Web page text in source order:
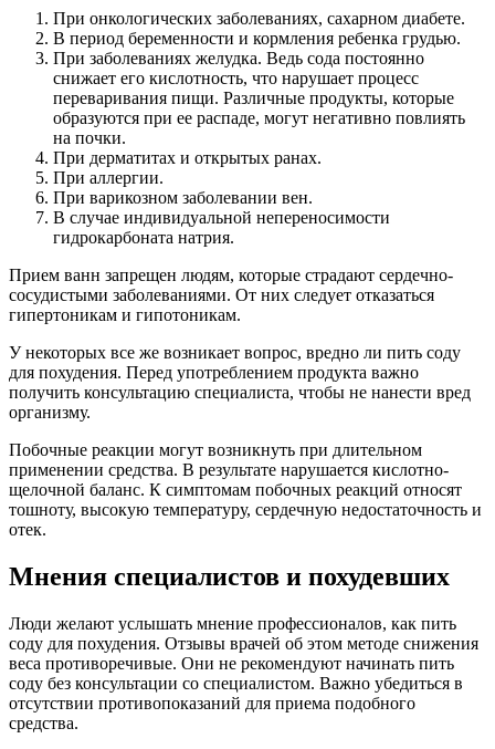
При онкологических заболеваниях, сахарном диабете.
В период беременности и кормления ребенка грудью.
При заболеваниях желудка. Ведь сода постоянно
снижает его кислотность, что нарушает процесс
переваривания пищи. Различные продукты, которые
образуются при ее распаде, могут негативно повлиять
на почки.
При дерматитах и открытых ранах.
При аллергии.
При варикозном заболевании вен.
В случае индивидуальной непереносимости
гидрокарбоната натрия.
Прием ванн запрещен людям, которые страдают сердечно-
сосудистыми заболеваниями. От них следует отказаться
гипертоникам и гипотоникам.
У некоторых все же возникает вопрос, вредно ли пить соду
для похудения. Перед употреблением продукта важно
получить консультацию специалиста, чтобы не нанести вред
организму.
Побочные реакции могут возникнуть при длительном
применении средства. В результате нарушается кислотно-
щелочной баланс. К симптомам побочных реакций относят
тошноту, высокую температуру, сердечную недостаточность и
отек.
Мнения специалистов и похудевших
Люди желают услышать мнение профессионалов, как пить
соду для похудения. Отзывы врачей об этом методе снижения
веса противоречивые. Они не рекомендуют начинать пить
соду без консультации со специалистом. Важно убедиться в
отсутствии противопоказаний для приема подобного
средства.